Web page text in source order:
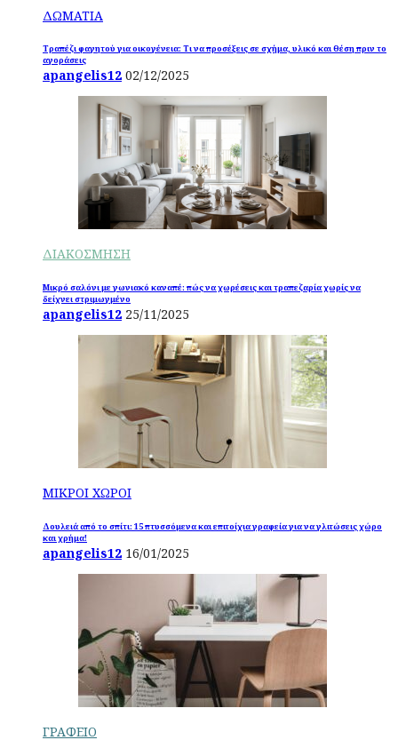
ΔΩΜΑΤΙΑ
Τραπέζι φαγητού για οικογένεια: Τι να προσέξεις σε σχήμα, υλικό και θέση πριν το
αγοράσεις
apangelis12 02/12/2025
ΔΙΑΚΟΣΜΗΣΗ
Μικρό σαλόνι με γωνιακό καναπέ: πώς να χωρέσεις και τραπεζαρία χωρίς να
δείχνει στριμωγμένο
apangelis12 25/11/2025
ΜΙΚΡΟΙ ΧΩΡΟΙ
Δουλειά από το σπίτι: 15 πτυσσόμενα και επιτοίχια γραφεία για να γλιτώσεις χώρο
και χρήμα!
apangelis12 16/01/2025
ΓΡΑΦΕΙΟ